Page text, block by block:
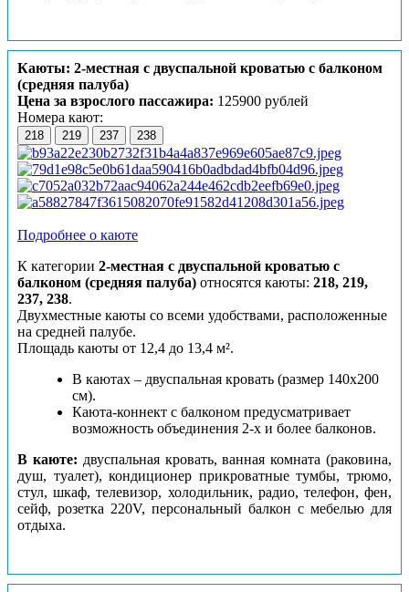
Каюты: 2-местная с двуспальной кроватью с балконом
(средняя палуба)
Цена за взрослого пассажира: 125900 рублей
Номера кают:
218 219 237 238
Подробнее о каюте
К категории 2-местная с двуспальной кроватью с
балконом (средняя палуба) относятся каюты: 218, 219,
237, 238.
Двухместные каюты со всеми удобствами, расположенные
на средней палубе.
Площадь каюты от 12,4 до 13,4 м².
В каютах – двуспальная кровать (размер 140х200
см).
Каюта-коннект с балконом предусматривает
возможность объединения 2-х и более балконов.
В каюте: двуспальная кровать, ванная комната (раковина,
душ, туалет), кондиционер прикроватные тумбы, трюмо,
стул, шкаф, телевизор, холодильник, радио, телефон, фен,
сейф, розетка 220V, персональный балкон с мебелью для
отдыха.